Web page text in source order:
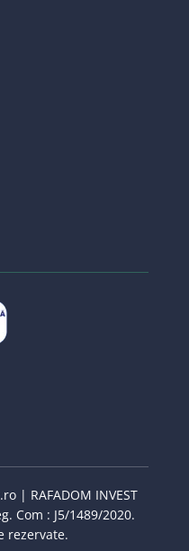
| RAFADOM INVEST
Com : J5/1489/2020.
rezervate.